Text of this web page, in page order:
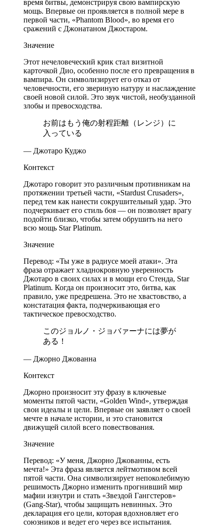
время битвы, демонстрируя свою вампирскую
мощь. Впервые он проявляется в полной мере в
первой части, «Phantom Blood», во время его
сражений с Джонатаном Джостаром.
Значение
Этот нечеловеческий крик стал визитной
карточкой Дио, особенно после его превращения в
вампира. Он символизирует его отказ от
человечности, его звериную натуру и наслаждение
своей новой силой. Это звук чистой, необузданной
злобы и превосходства.
お前はもう俺の射程距離（レンジ）に
入っている
— Джотаро Куджо
Контекст
Джотаро говорит это различным противникам на
протяжении третьей части, «Stardust Crusaders»,
перед тем как нанести сокрушительный удар. Это
подчеркивает его стиль боя — он позволяет врагу
подойти близко, чтобы затем обрушить на него
всю мощь Star Platinum.
Значение
Перевод: «Ты уже в радиусе моей атаки». Эта
фраза отражает хладнокровную уверенность
Джотаро в своих силах и в мощи его Стенда, Star
Platinum. Когда он произносит это, битва, как
правило, уже предрешена. Это не хвастовство, а
констатация факта, подчеркивающая его
тактическое превосходство.
このジョルノ・ジョバァーナには夢が
ある！
— Джорно Джованна
Контекст
Джорно произносит эту фразу в ключевые
моменты пятой части, «Golden Wind», утверждая
свои идеалы и цели. Впервые он заявляет о своей
мечте в начале истории, и это становится
движущей силой всего повествования.
Значение
Перевод: «У меня, Джорно Джованны, есть
мечта!» Эта фраза является лейтмотивом всей
пятой части. Она символизирует непоколебимую
решимость Джорно изменить прогнивший мир
мафии изнутри и стать «Звездой Гангстеров»
(Gang-Star), чтобы защищать невинных. Это
декларация его цели, которая вдохновляет его
союзников и ведет его через все испытания.